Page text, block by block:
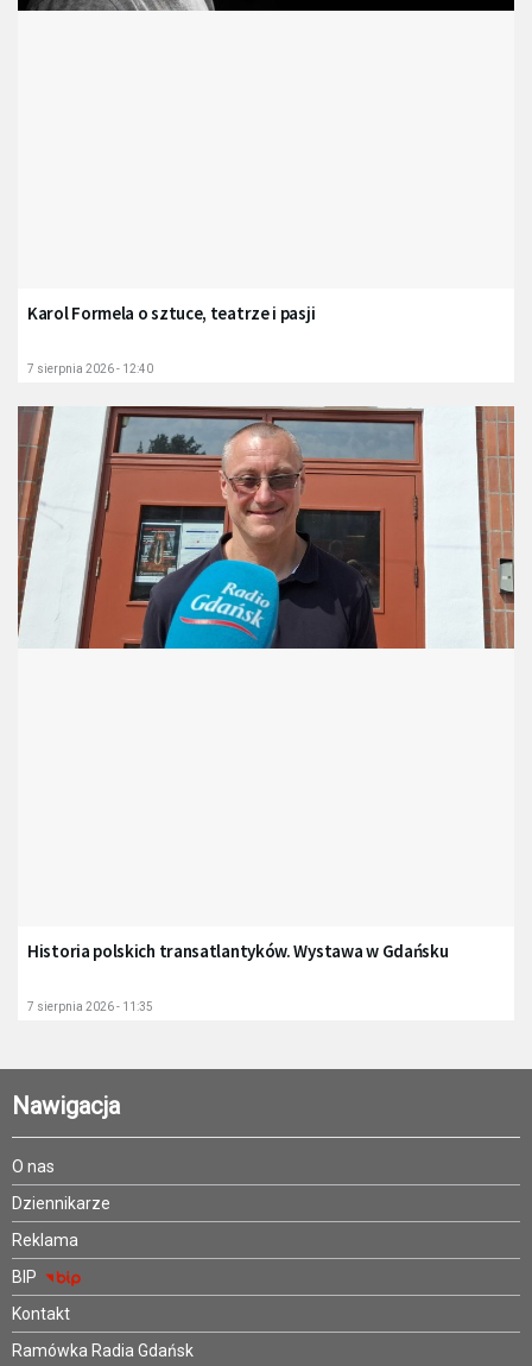
Karol Formela o sztuce, teatrze i pasji
7 sierpnia 2026 - 12:40
Historia polskich transatlantyków. Wystawa w Gdańsku
7 sierpnia 2026 - 11:35
Nawigacja
O nas
Dziennikarze
Reklama
BIP
Kontakt
Ramówka Radia Gdańsk